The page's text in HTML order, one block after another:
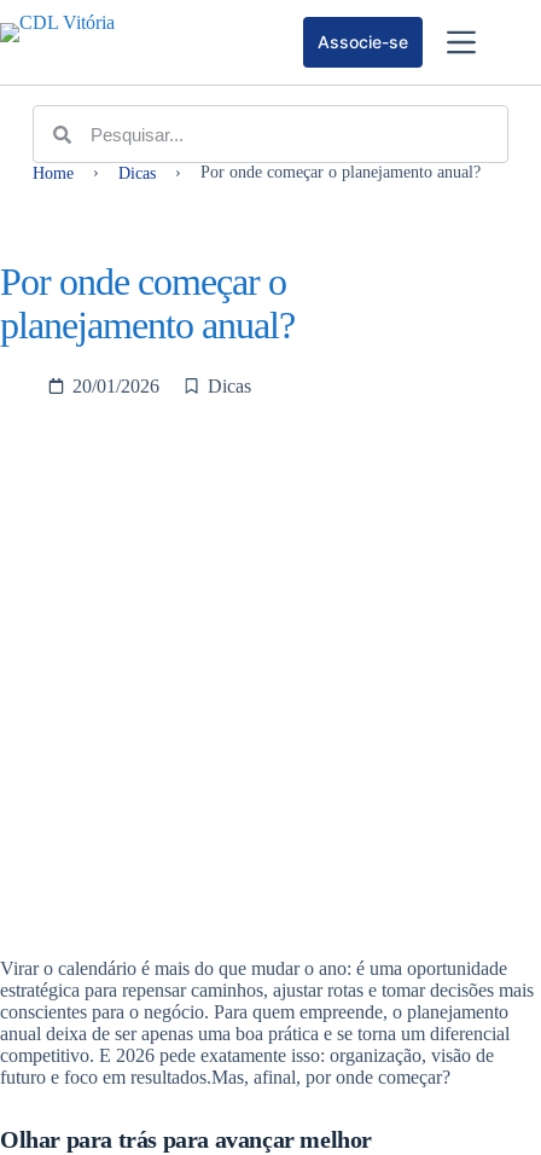
Associe-se
Home › Dicas › Por onde começar o planejamento anual?
Por onde começar o
planejamento anual?
20/01/2026 Dicas
Virar o calendário é mais do que mudar o ano: é uma oportunidade
estratégica para repensar caminhos, ajustar rotas e tomar decisões mais
conscientes para o negócio. Para quem empreende, o planejamento
anual deixa de ser apenas uma boa prática e se torna um diferencial
competitivo. E 2026 pede exatamente isso: organização, visão de
futuro e foco em resultados.Mas, afinal, por onde começar?
Olhar para trás para avançar melhor